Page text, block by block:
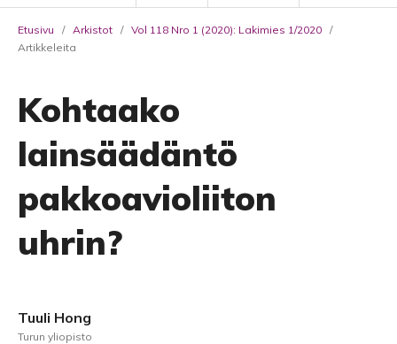
Etusivu / Arkistot / Vol 118 Nro 1 (2020): Lakimies 1/2020 /
Artikkeleita
Kohtaako
lainsäädäntö
pakkoavioliiton
uhrin?
Tuuli Hong
Turun yliopisto